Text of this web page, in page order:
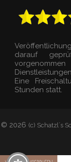
darauf
Eine
Stunden statt.
© 2026 (c) Schatzl´s